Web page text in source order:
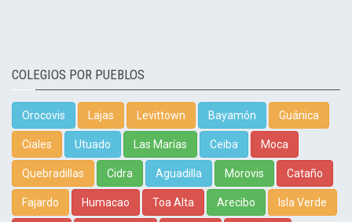
COLEGIOS POR PUEBLOS
Orocovis Lajas Levittown Bayamón Guánica
Ciales Utuado Las Marías Ceiba Moca
Quebradillas Cidra Aguadilla Morovis Cataño
Fajardo Humacao Toa Alta Arecibo Isla Verde